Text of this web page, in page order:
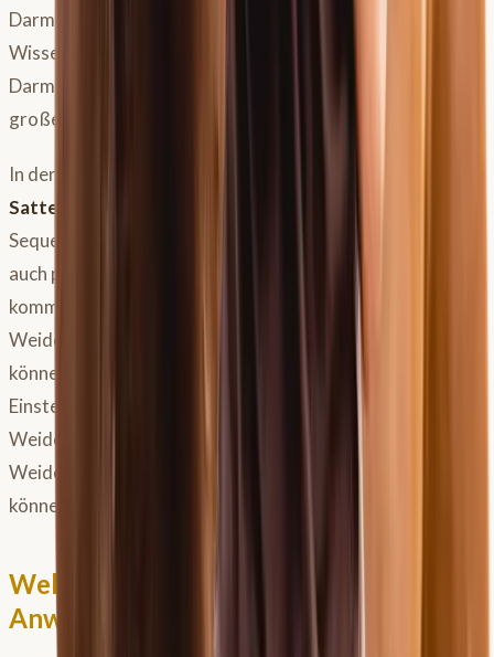
Darmflora profitiert vom Bewegungsreiz.
Wissenschaftlich ist gut belegt, dass Bewegung dem
Darmmikrobiom hilft, sich anzupassen – gerade in Phasen
großer Veränderung wie beim Anweiden.
In der Praxis bedeutet das:
Sattelzeug putzen, aufwärmen, losgehen.
Sequenz ist nicht nur physiologisch sinnvoller, sondern oft
auch praktisch umsetzbar. Und wer abends in den Stall
kommt, kann das Prinzip genauso anwenden: erst die
Weidezeit einplanen, dann das Training. Stallbetreiber
können ihren Tagesablauf darauf abstimmen und den
Einstellern kommunizieren, wann die Pferde von der
Weide kommen – damit auch die Einsteller ihren
Weidegang sinnvoll mit der Bewegungszeit verknüpfen
können.
Welches Training passt zur
Anweidezeit?